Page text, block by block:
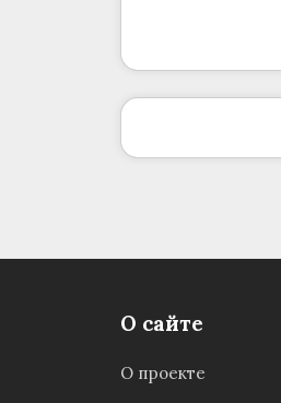
О сайте
О проекте